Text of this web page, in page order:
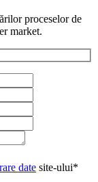
proceselor de
market.
date site-ului*